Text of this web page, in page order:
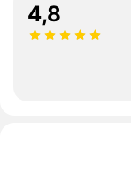
4,8